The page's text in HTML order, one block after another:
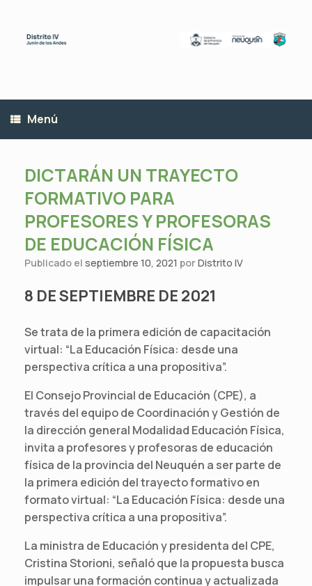
contenido
Menú
DICTARÁN UN TRAYECTO
FORMATIVO PARA
PROFESORES Y PROFESORAS
DE EDUCACIÓN FÍSICA
Publicado el septiembre 10, 2021 porDistrito IV
8 DE SEPTIEMBRE DE 2021
Se trata de la primera edición de capacitación
virtual: “La Educación Física: desde una
perspectiva crítica a una propositiva”.
El Consejo Provincial de Educación (CPE), a
través del equipo de Coordinación y Gestión de
la dirección general Modalidad Educación Física,
invita a profesores y profesoras de educación
física de la provincia del Neuquén a ser parte de
la primera edición del trayecto formativo en
formato virtual: “La Educación Física: desde una
perspectiva crítica a una propositiva”.
La ministra de Educación y presidenta del CPE,
Cristina Storioni, señaló que la propuesta busca
impulsar una formación continua y actualizada